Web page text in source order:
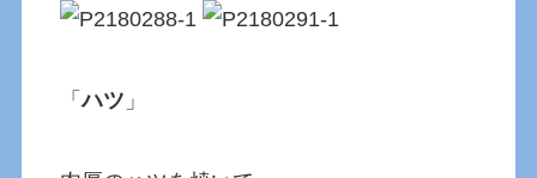
「ハツ 」